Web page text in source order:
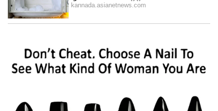
ಸೀರೆ ಮತ್ತು ಬಾಗಿನವನ್ನು ನೀಡಿದ್ದೇವೆ ಎಂದರು.